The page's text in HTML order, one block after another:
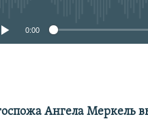
0:00
Ангела Меркель